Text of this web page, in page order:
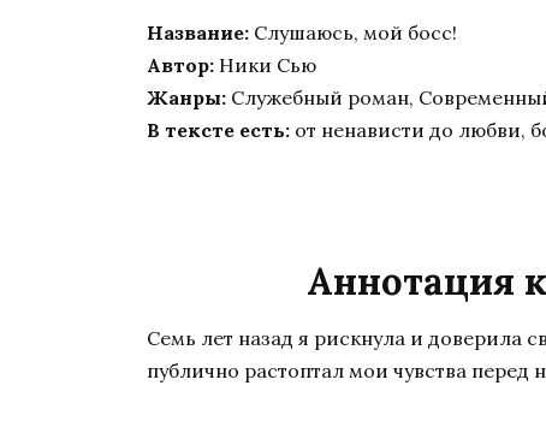
Название: Слушаюсь, мой босс!
Автор: Ники Сью
Жанры: Служебный роман,
В тексте есть: от ненависти до любви,
Аннотация
Семь лет назад я рискнула и доверила
публично растоптал мои чувства